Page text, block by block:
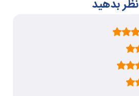
نظر بدهید